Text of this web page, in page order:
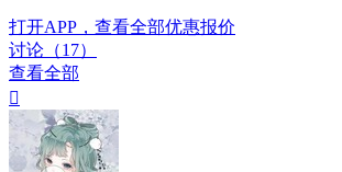
打开APP，查看全部优惠报价
讨论（17）
查看全部
